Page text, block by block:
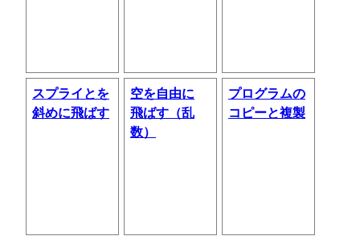
スプライとを
斜めに飛ばす
空を自由に
飛ばす（乱
数）
プログラムの
コピーと複製